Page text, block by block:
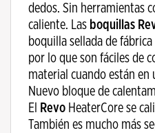
dedos. Sin herramientas
caliente. Las boquillas
boquilla sellada de
por lo que son fáciles de
material cuando están en
Nuevo bloque de
El Revo HeaterCore se
También es mucho más